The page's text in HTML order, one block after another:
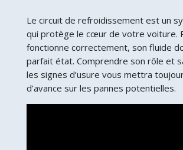
Le circuit de refroidissement est un
qui protège le cœur de votre voiture.
fonctionne correctement, son fluide
parfait état. Comprendre son rôle et
les signes d’usure vous mettra
d’avance sur les pannes potentielles.